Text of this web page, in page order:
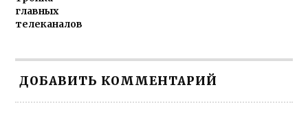
главных
телеканалов
ДОБАВИТЬ КОММЕНТАРИЙ